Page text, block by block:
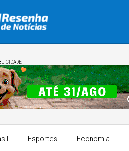
Esportes Economia